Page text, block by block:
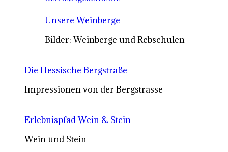
Unsere Weinberge
Bilder: Weinberge und Rebschulen
Die Hessische Bergstraße
Impressionen von der Bergstrasse
Erlebnispfad Wein & Stein
Wein und Stein